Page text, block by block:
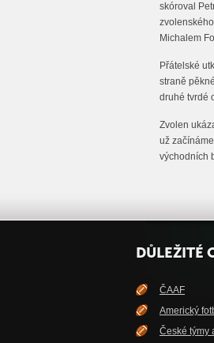
skóroval
Michalem
Přátelské
straně
druhé tvrdé
Zvolen
už
východních
DŮLEŽITÉ
ČAAF
Americký
České týmy